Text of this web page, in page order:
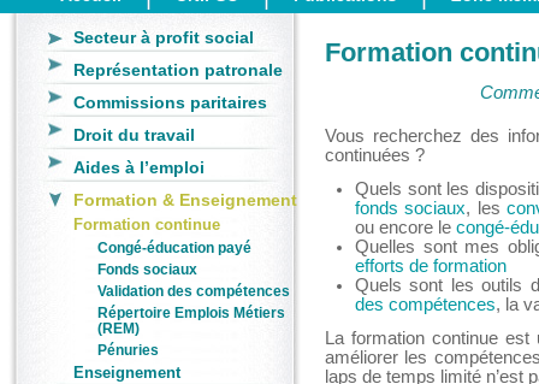
Secteur à profit social
Représentation patronale
Commissions paritaires
Droit du travail
Aides à l’emploi
Formation & Enseignement
Formation continue
Congé-éducation payé
Fonds sociaux
Validation des compétences
Répertoire Emplois Métiers
(REM)
Pénuries
Enseignement
Formation
Vous recherchez des
continuées ?
Quels sont les
fonds sociaux, les
ou encore le congé-
Quelles sont mes
efforts de formation
Quels sont les outils
des compétences, la
La formation continue
améliorer les
laps de temps limité n’est